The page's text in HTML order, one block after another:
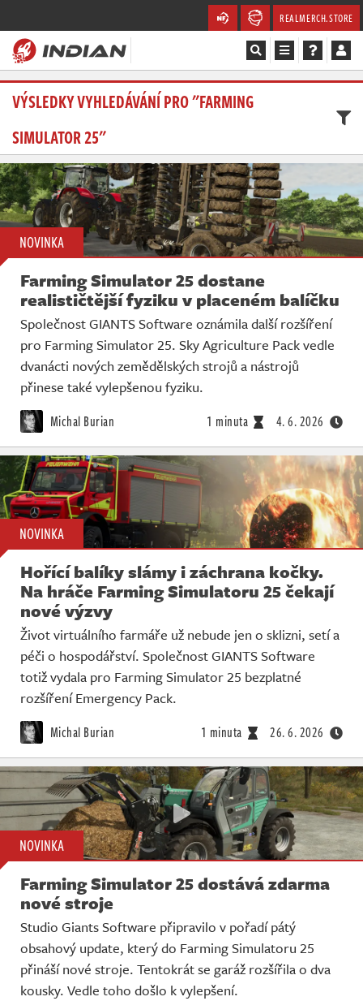
REALMERCH.STORE
Magazín
Recenze
Videa
Soutěže
Databáze
Komunita
Redakce
Živě
VÝSLEDKY VYHLEDÁVÁNÍ PRO "FARMING
SIMULATOR 25"
NOVINKA
Farming Simulator 25 dostane
realističtější fyziku v placeném balíčku
Společnost GIANTS Software oznámila další rozšíření
pro Farming Simulator 25. Sky Agriculture Pack vedle
dvanácti nových zemědělských strojů a nástrojů
přinese také vylepšenou fyziku.
Michal Burian 1 minuta 4. 6. 2026
NOVINKA
Hořící balíky slámy i záchrana kočky.
Na hráče Farming Simulatoru 25 čekají
nové výzvy
Život virtuálního farmáře už nebude jen o sklizni, setí a
péči o hospodářství. Společnost GIANTS Software
totiž vydala pro Farming Simulator 25 bezplatné
rozšíření Emergency Pack.
Michal Burian 1 minuta 26. 6. 2026
NOVINKA
Farming Simulator 25 dostává zdarma
nové stroje
Studio Giants Software připravilo v pořadí pátý
obsahový update, který do Farming Simulatoru 25
přináší nové stroje. Tentokrát se garáž rozšířila o dva
kousky. Vedle toho došlo k vylepšení.